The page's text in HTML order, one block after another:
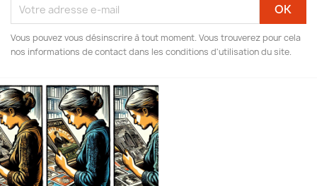
Vous pouvez vous désinscrire à tout moment. Vous trouverez pour cela
nos informations de contact dans les conditions d'utilisation du site.